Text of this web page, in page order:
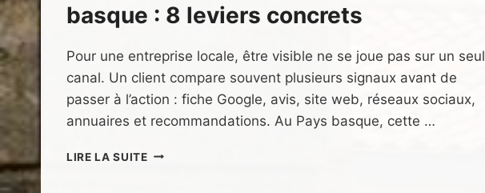
basque : 8 leviers concrets
Pour une entreprise locale, être visible ne se joue pas sur un seul
canal. Un client compare souvent plusieurs signaux avant de
passer à l’action : fiche Google, avis, site web, réseaux sociaux,
annuaires et recommandations. Au Pays basque, cette …
LIRE LA SUITEVISIBILITÉ